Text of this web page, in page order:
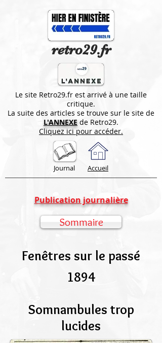
retro29.fr
Le site Retro29.fr est arrivé à une taille
critique.
La suite des articles se trouve sur le site de
L'ANNEXE de Retro29.
Cliquez ici pour accéder.
Journal Accueil
Publication journalière
Fenêtres sur le passé
1894
Somnambules trop
lucides
Sommaire